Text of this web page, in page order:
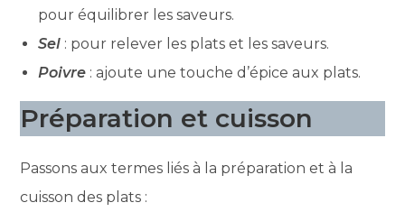
pour équilibrer les saveurs.
Sel : pour relever les plats et les saveurs.
Poivre : ajoute une touche d’épice aux plats.
Préparation et cuisson
Passons aux termes liés à la préparation et à la
cuisson des plats :